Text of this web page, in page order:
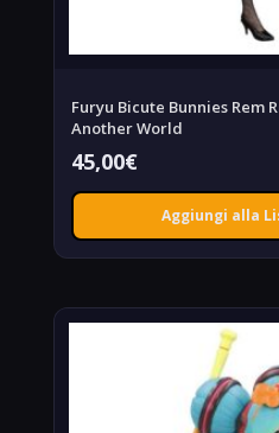
Furyu Bicute Bunnies Rem
Another World
45,00€
Aggiungi alla